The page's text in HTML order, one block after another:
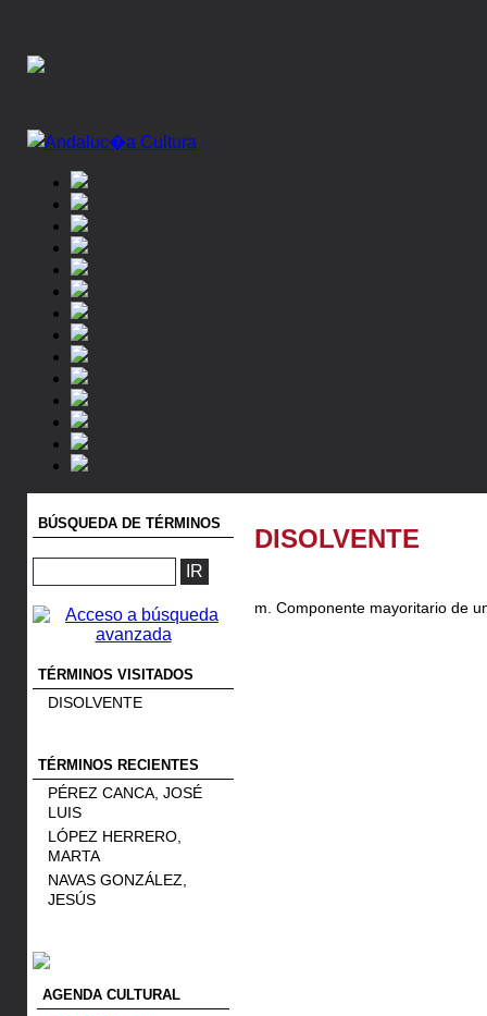
BÚSQUEDA DE TÉRMINOS
TÉRMINOS VISITADOS
DISOLVENTE
TÉRMINOS RECIENTES
PÉREZ CANCA, JOSÉ
LUIS
LÓPEZ HERRERO,
MARTA
NAVAS GONZÁLEZ,
JESÚS
AGENDA CULTURAL
DISOLVENTE
m. Componente mayoritario de